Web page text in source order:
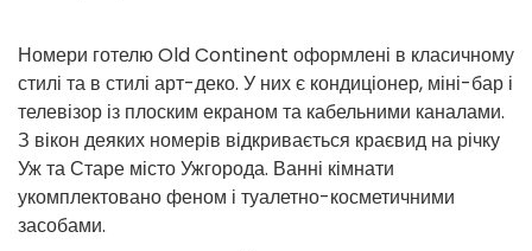
Номери готелю Old Continent оформлені в класичному
стилі та в стилі арт-деко. У них є кондиціонер, міні-бар і
телевізор із плоским екраном та кабельними каналами.
З вікон деяких номерів відкривається краєвид на річку
Уж та Старе місто Ужгорода. Ванні кімнати
укомплектовано феном і туалетно-косметичними
засобами.